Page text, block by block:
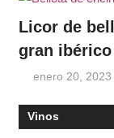
Licor de
gran ibérico
enero 20, 2023
Vinos